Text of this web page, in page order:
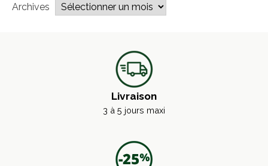
Archives
Livraison
3 à 5 jours maxi